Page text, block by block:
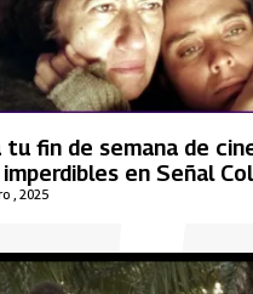
, 2025
tu fin de semana de
en Señal